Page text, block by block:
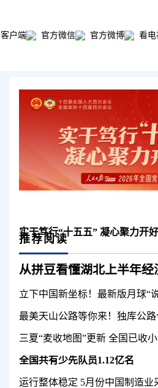
客户端 官方微信 官方微博 看电
实干笃行“十五五” 凝心聚力开
推荐阅读
立下中国新坐标！最新版月球“
最美天山公路等你来！独库公
三夏“麦收地图”更新 全国已收
全国共有少先队员1.12亿名
运行整体稳定 5月份中国制造业